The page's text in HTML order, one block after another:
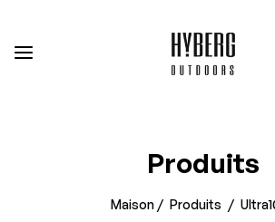
Produits
Maison / Produits /